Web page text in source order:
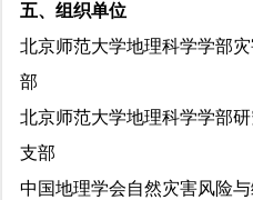
五、组织单位
北京师范大学地理科学学部
部
北京师范大学地理科学学部
支部
中国地理学会自然灾害风险